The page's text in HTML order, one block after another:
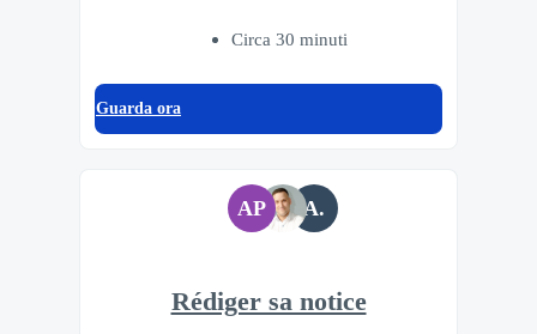
Circa 30 minuti
Guarda ora
AP A.
Rédiger sa notice